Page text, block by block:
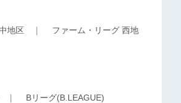
地区 ｜ ファーム・リーグ 西地
｜ Bリーグ(B.LEAGUE)